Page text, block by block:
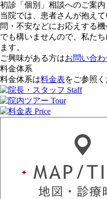
初診「個別」相談へのご案内
当院では、患者さんが抱え
問・不安などにお応えする
でも構いませんので、私た
ます。
ご興味がある方はお問い合わ
料金体系
料金体系は料金表をご参照く